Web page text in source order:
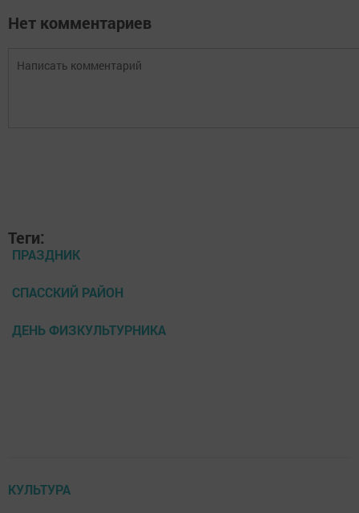
Нет комментариев
Теги:
ПРАЗДНИК
СПАССКИЙ РАЙОН
ДЕНЬ ФИЗКУЛЬТУРНИКА
КУЛЬТУРА